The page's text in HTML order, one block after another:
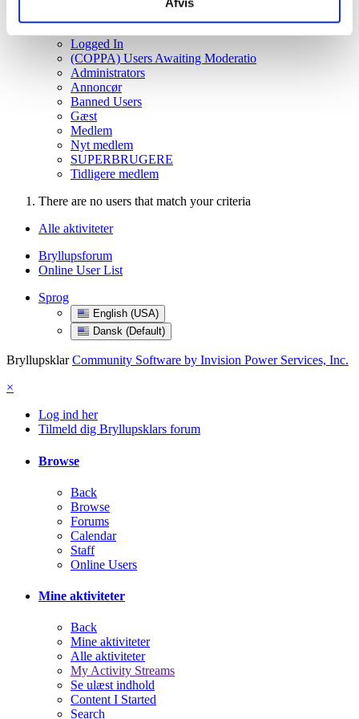
Logged In
(COPPA) Users Awaiting Moderatio
Administrators
Annoncør
Banned Users
Gæst
Medlem
Nyt medlem
SUPERBRUGERE
Tidligere medlem
There are no users that match your criteria
Alle aktiviteter
Bryllupsforum
Online User List
Sprog
English (USA)
Dansk (Default)
Bryllupsklar Community Software by Invision Power Services, Inc.
×
Log ind her
Tilmeld dig Bryllupsklars forum
Browse
Back
Browse
Forums
Calendar
Staff
Online Users
Mine aktiviteter
Back
Mine aktiviteter
Alle aktiviteter
My Activity Streams
Se ulæst indhold
Content I Started
Search